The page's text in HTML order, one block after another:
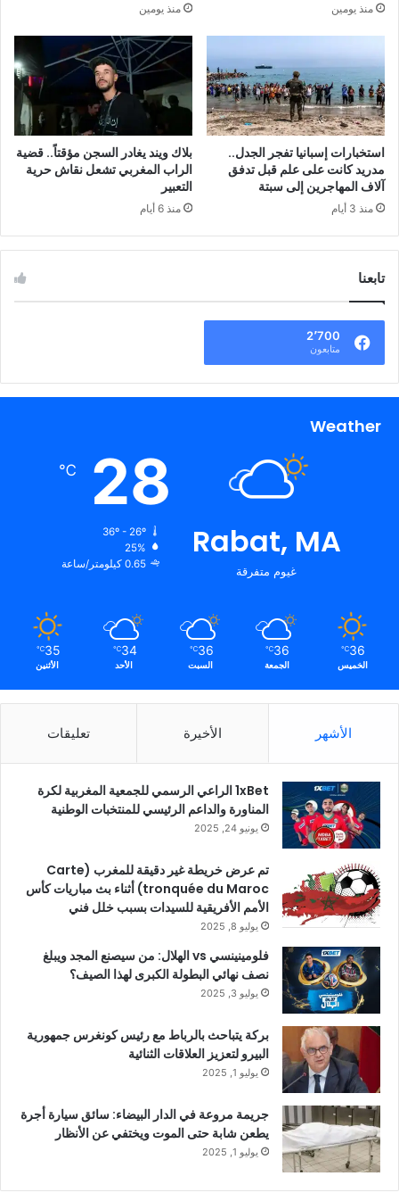
منذ يومين منذ يومين
استخبارات إسبانيا تفجر الجدل..
مدريد كانت على علم قبل تدفق
آلاف المهاجرين إلى سبتة
منذ 3 أيام
بلاك ويند يغادر السجن مؤقتاً.. قضية
الراب المغربي تشعل نقاش حرية
التعبير
منذ 6 أيام
تابعنا
2٬700
متابعون
Weather
Rabat, MA
غيوم متفرقة
28
℃
36º - 26º
25%
0.65 كيلومتر/ساعة
36
℃
الخميس
36
℃
الجمعة
36
℃
السبت
34
℃
الأحد
35
℃
الأثنين
الأشهر الأخيرة تعليقات
1xBet الراعي الرسمي للجمعية المغربية لكرة
المناورة والداعم الرئيسي للمنتخبات الوطنية
يونيو 24, 2025
تم عرض خريطة غير دقيقة للمغرب (Carte
tronquée du Maroc) أثناء بث مباريات كأس
الأمم الأفريقية للسيدات بسبب خلل فني
يوليو 8, 2025
فلومينينسي vs الهلال: من سيصنع المجد ويبلغ
نصف نهائي البطولة الكبرى لهذا الصيف؟
يوليو 3, 2025
بركة يتباحث بالرباط مع رئيس كونغرس جمهورية
البيرو لتعزيز العلاقات الثنائية
يوليو 1, 2025
جريمة مروعة في الدار البيضاء: سائق سيارة أجرة
يطعن شابة حتى الموت ويختفي عن الأنظار
يوليو 1, 2025